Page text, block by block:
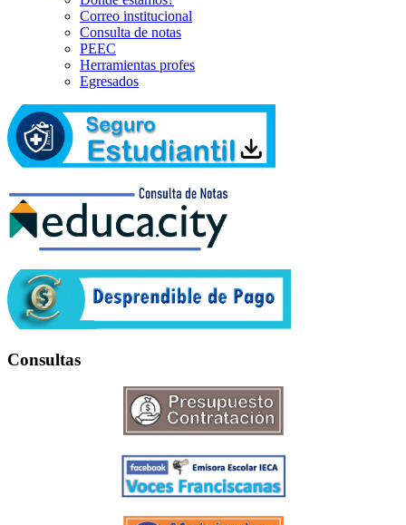
Correo institucional
Consulta de notas
PEEC
Herramientas profes
Egresados
Consultas